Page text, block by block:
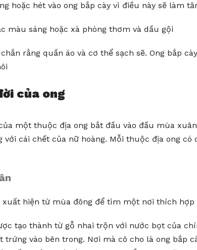
hoặc hét vào ong bắp cày vì điều này sẽ làm
màu sáng hoặc xà phòng thơm và dầu gội
rằng quần áo và cơ thể sạch sẽ. Ong bắp
của ong
một thuộc địa ong bắt đầu vào đầu mùa
với cái chết của nữ hoàng. Mỗi thuộc địa ong có
xuất hiện từ mùa đông để tìm một nơi thích hợp
tạo thành từ gỗ nhai trộn với nước bọt của
trứng vào bên trong. Nơi mà cô cho là ong bắp